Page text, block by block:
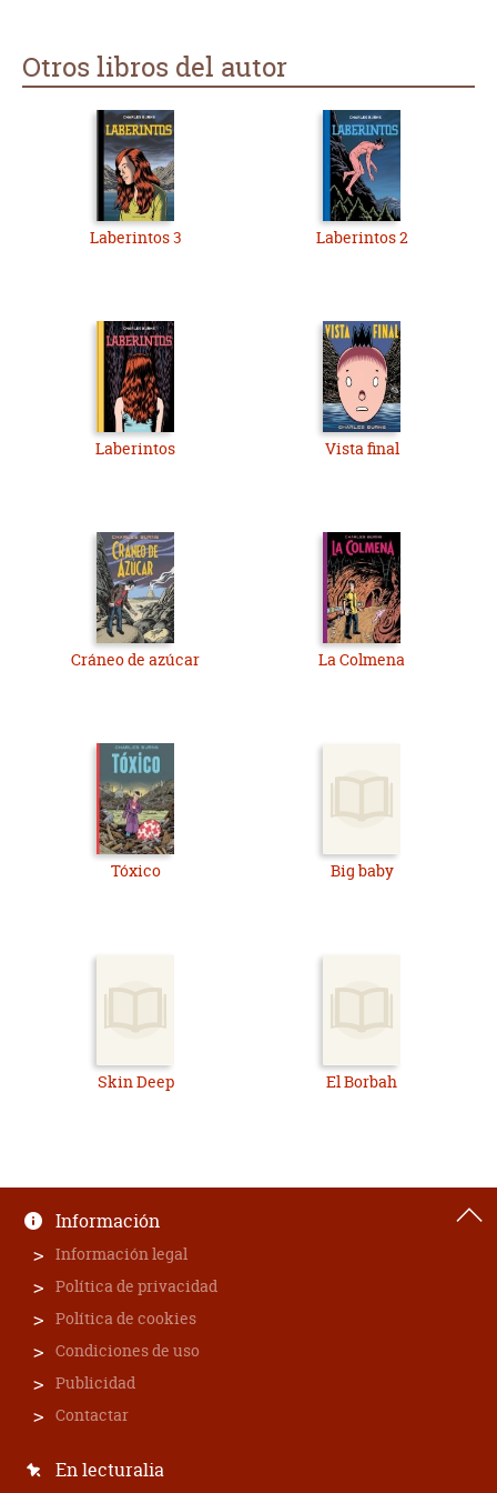
Otros libros del autor
Laberintos 3 Laberintos 2
Laberintos Vista final
Cráneo de azúcar La Colmena
Tóxico Big baby
Skin Deep El Borbah
Información
Información legal
Política de privacidad
Política de cookies
Condiciones de uso
Publicidad
Contactar
En lecturalia